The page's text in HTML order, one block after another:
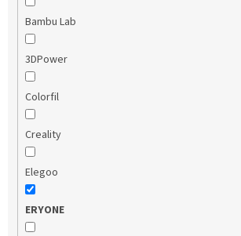
Bambu Lab
3DPower
Colorfil
Creality
Elegoo
ERYONE